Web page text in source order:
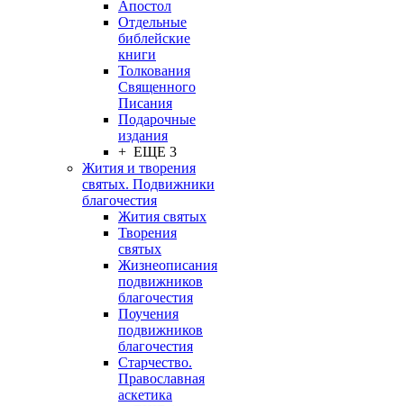
Апостол
Отдельные
библейские
книги
Толкования
Священного
Писания
Подарочные
издания
+ ЕЩЕ 3
Жития и творения
святых. Подвижники
благочестия
Жития святых
Творения
святых
Жизнеописания
подвижников
благочестия
Поучения
подвижников
благочестия
Старчество.
Православная
аскетика